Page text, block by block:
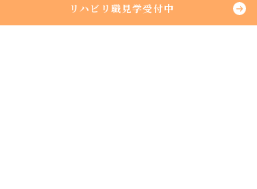
リハビリ職見学受付中